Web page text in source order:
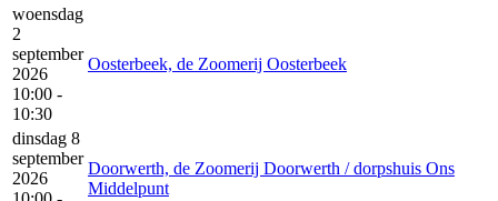
woensdag
2
september
2026
10:00 -
10:30
Oosterbeek, de Zoomerij Oosterbeek
dinsdag 8
september
2026
Doorwerth, de Zoomerij Doorwerth / dorpshuis Ons
Middelpunt